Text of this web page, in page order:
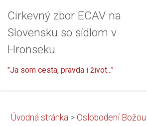
Cirkevný zbor ECAV na
Slovensku so sídlom v
Hronseku
"Ja som cesta, pravda i život..."
Úvodná stránka > Oslobodení